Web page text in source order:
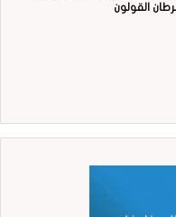
القولون